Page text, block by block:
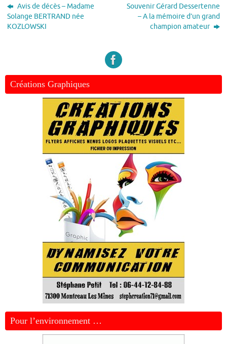
Avis de décès – Madame
Solange BERTRAND née
KOZLOWSKI
Souvenir Gérard Dessertenne
– A la mémoire d’un grand
champion amateur
Créations Graphiques
Pour l’environnement …